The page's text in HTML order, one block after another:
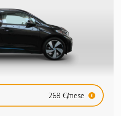
268 €/mese